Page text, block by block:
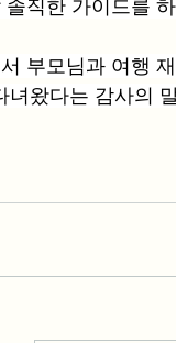
직한 가이드를
부모님과 여행
녀왔다는 감사의